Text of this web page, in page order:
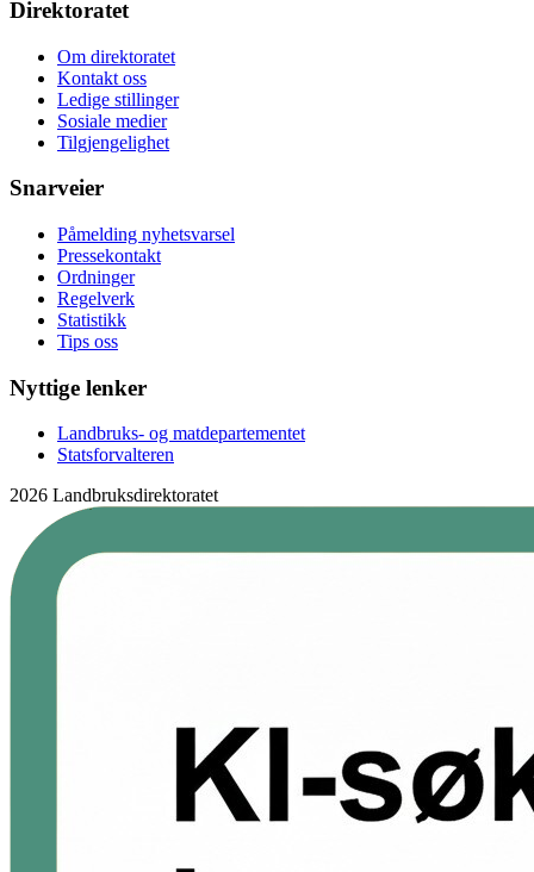
Direktoratet
Om direktoratet
Kontakt oss
Ledige stillinger
Sosiale medier
Tilgjengelighet
Snarveier
Påmelding nyhetsvarsel
Pressekontakt
Ordninger
Regelverk
Statistikk
Tips oss
Nyttige lenker
Landbruks- og matdepartementet
Statsforvalteren
2026 Landbruksdirektoratet